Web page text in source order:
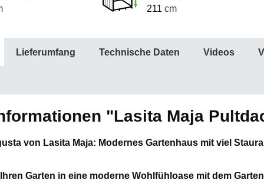
211 cm
Lieferumfang Technische Daten Videos
"Lasita Maja
von Lasita Maja: Modernes Gartenhaus mit viel
Garten in eine moderne Wohlfühloase mit dem